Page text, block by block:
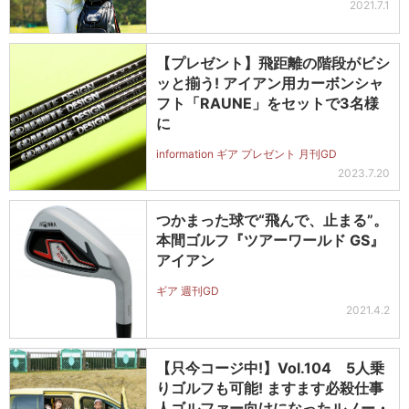
2021.7.1
【プレゼント】飛距離の階段がビシ
ッと揃う! アイアン用カーボンシャ
フト「RAUNE」をセットで3名様
に
information ギア プレゼント 月刊GD
2023.7.20
つかまった球で“飛んで、止まる”。
本間ゴルフ『ツアーワールド GS』
アイアン
ギア 週刊GD
2021.4.2
【只今コージ中!】Vol.104 5人乗
りゴルフも可能! ますます必殺仕事